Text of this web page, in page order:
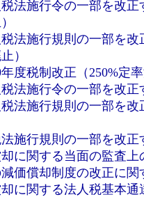
税法施行令の一部を改
税法施行規則の一部を
）
度税制改正（250%定率
税法施行令の一部を改
税法施行規則の一部を
施行規則の一部を改正
に関する当面の監査上
価償却制度の改正に関
に関する法人税基本